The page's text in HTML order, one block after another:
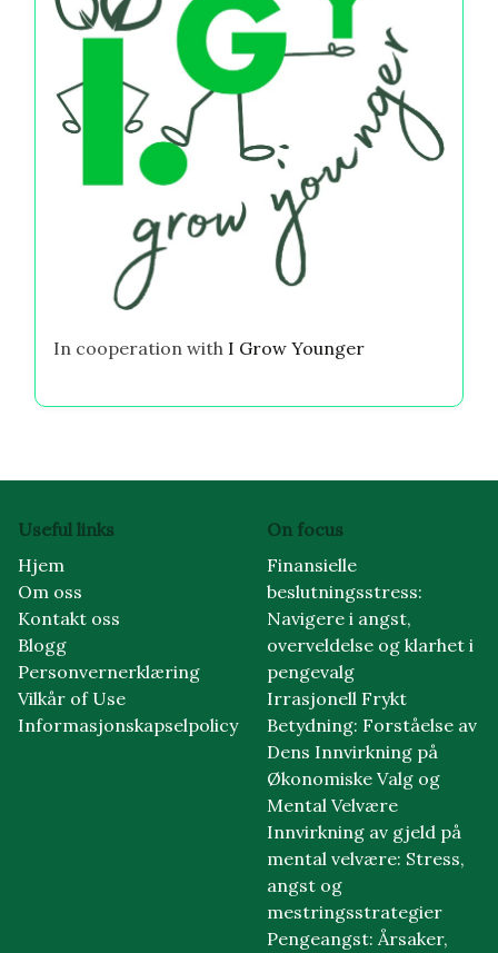
In cooperation with I Grow Younger
Useful links
Hjem
Om oss
Kontakt oss
Blogg
Personvernerklæring
Vilkår of Use
Informasjonskapselpolicy
On focus
Finansielle
beslutningsstress:
Navigere i angst,
overveldelse og klarhet i
pengevalg
Irrasjonell Frykt
Betydning: Forståelse av
Dens Innvirkning på
Økonomiske Valg og
Mental Velvære
Innvirkning av gjeld på
mental velvære: Stress,
angst og
mestringsstrategier
Pengeangst: Årsaker,